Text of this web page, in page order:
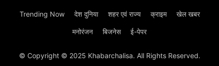
Trending Now देश दुनिया शहर एवं राज्य क्राइम खेल खबर
मनोरंजन बिजनेस ई-पेपर
© Copyright © 2025 Khabarchalisa. All Rights Reserved.